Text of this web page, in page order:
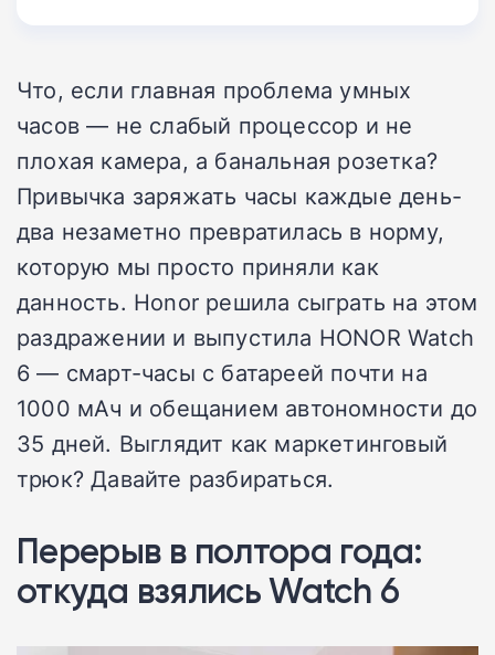
Что, если главная проблема умных
часов — не слабый процессор и не
плохая камера, а банальная розетка?
Привычка заряжать часы каждые день-
два незаметно превратилась в норму,
которую мы просто приняли как
данность. Honor решила сыграть на этом
раздражении и выпустила HONOR Watch
6 — смарт-часы с батареей почти на
1000 мАч и обещанием автономности до
35 дней. Выглядит как маркетинговый
трюк? Давайте разбираться.
Перерыв в полтора года:
откуда взялись Watch 6